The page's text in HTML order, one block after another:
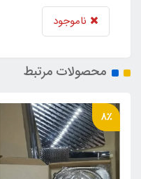
ناموجود
محصولات مرتبط
8٪